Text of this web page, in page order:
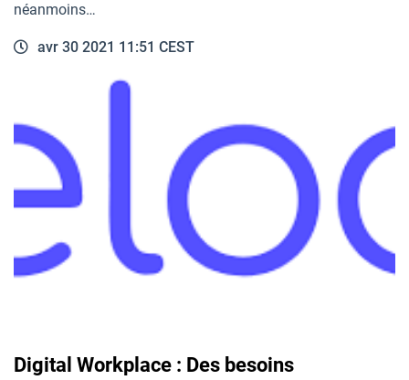
néanmoins…
avr 30 2021 11:51 CEST
Digital Workplace : Des besoins